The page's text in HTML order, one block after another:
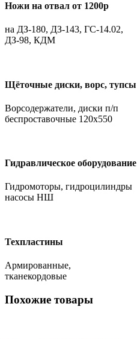
Ножи на отвал от 1200р
на ДЗ-180, ДЗ-143, ГС-14.02,
ДЗ-98, КДМ
Щёточные диски, ворс, тупсы
Ворсодержатели, диски п/п
беспроставочные 120х550
Гидравлическое оборудование
Гидромоторы, гидроцилиндры
насосы НШ
Техпластины
Армированные,
тканекордовые
Похожие товары